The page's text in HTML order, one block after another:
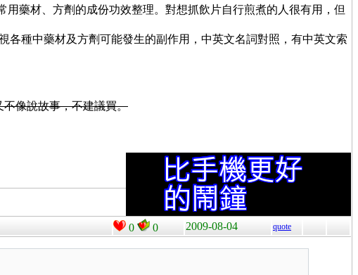
用藥材、方劑的成份功效整理。對想抓飲片自行煎煮的人很有用，但
各種中藥材及方劑可能發生的副作用，中英文名詞對照，有中英文索
不像說故事，不建議買。
0 0 2009-08-04 quote